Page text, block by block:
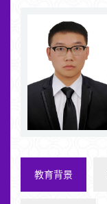
教育背景